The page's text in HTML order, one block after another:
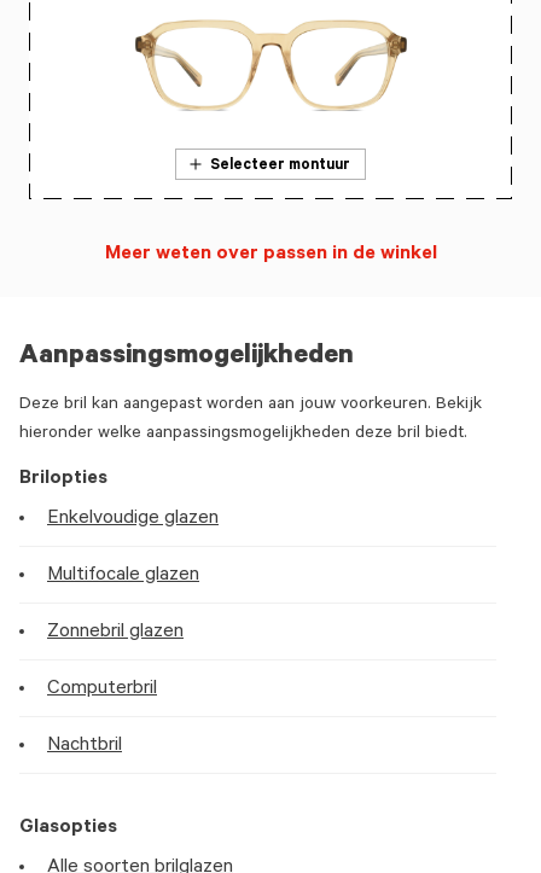
Aanpassingsmogelijkheden
Deze bril kan aangepast worden aan jouw voorkeuren. Bekijk
hieronder welke aanpassingsmogelijkheden deze bril biedt.
Brilopties
Enkelvoudige glazen
Multifocale glazen
Zonnebril glazen
Computerbril
Nachtbril
Glasopties
Alle soorten brilglazen
Selecteer montuur
Meer weten over passen in de winkel